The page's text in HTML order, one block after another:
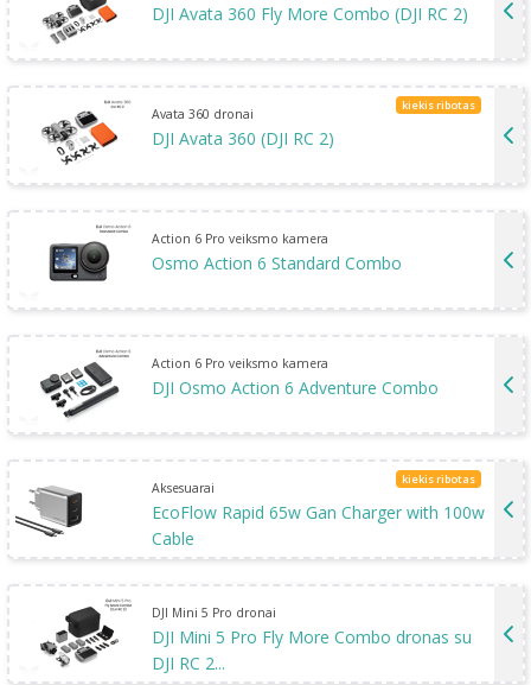
DJI Avata 360 Fly More Combo (DJI RC 2)
kiekis ribotas
Avata 360 dronai
DJI Avata 360 (DJI RC 2)
Action 6 Pro veiksmo kamera
Osmo Action 6 Standard Combo
Action 6 Pro veiksmo kamera
DJI Osmo Action 6 Adventure Combo
kiekis ribotas
Aksesuarai
EcoFlow Rapid 65w Gan Charger with 100w
Cable
DJI Mini 5 Pro dronai
DJI Mini 5 Pro Fly More Combo dronas su
DJI RC 2...